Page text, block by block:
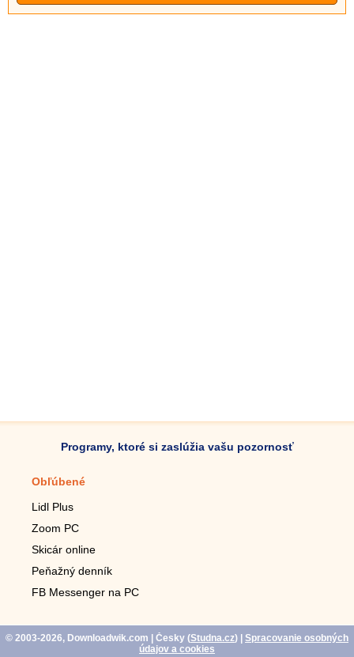
Programy, ktoré si zaslúžia vašu pozornosť
Obľúbené
Lidl Plus
Zoom PC
Skicár online
Peňažný denník
FB Messenger na PC
© 2003-2026, Downloadwik.com | Česky (Studna.cz)
Spracovanie osobných
údajov a cookies